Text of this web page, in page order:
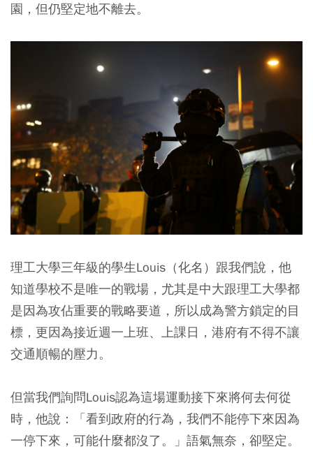
園，但仍堅定地不離去。
理工大學三年級的學生Louis（化名）跟我們說，他
知道學校不是唯一的戰場，尤其是中大跟理工大學都
是因為攻佔重要的戰略要道，所以成為警方鎖定的目
標，更因為接近週一上班、上課日，港府有不得不讓
交通順暢的壓力。
但當我們詢問Louis認為這場運動接下來將何去何從
時，他說：「看到政府的行為，我們不能停下來因為
一停下來，可能什麼都沒了。」語氣無奈，卻堅定。